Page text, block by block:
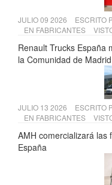
JULIO 09 2026 ESCRITO
EN FABRICANTES
Renault Trucks España
la Comunidad de Madrid
JULIO 13 2026 ESCRITO
EN FABRICANTES
AMH comercializará las
España